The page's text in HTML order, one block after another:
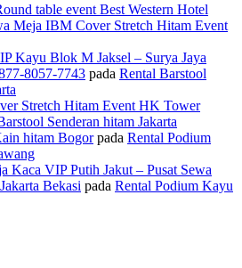
table event Best Western Hotel
Meja IBM Cover Stretch Hitam Event
Kayu Blok M Jaksel – Surya Jaya
8057-7743 pada Rental Barstool
Stretch Hitam Event HK Tower
Senderan hitam Jakarta
hitam Bogorpada Rental Podium
Kaca VIP Putih Jakut – Pusat Sewa
Bekasi pada Rental Podium Kayu